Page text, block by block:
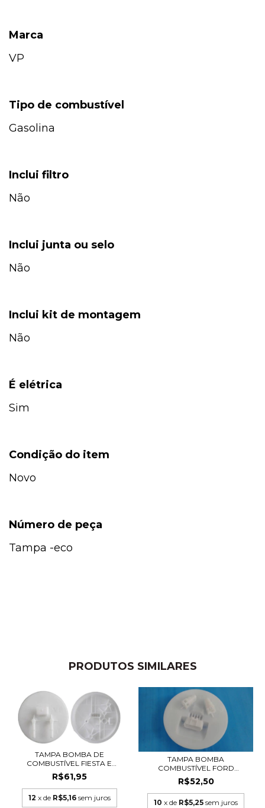
Marca
VP
Tipo de combustível
Gasolina
Inclui filtro
Não
Inclui junta ou selo
Não
Inclui kit de montagem
Não
É elétrica
Sim
Condição do item
Novo
Número de peça
Tampa -eco
PRODUTOS SIMILARES
TAMPA BOMBA DE
COMBUSTÍVEL FIESTA E
ECOS...
R$61,95
12 x de R$5,16 sem juros
TAMPA BOMBA
COMBUSTÍVEL FORD
COURIER TOD...
R$52,50
10 x de R$5,25 sem juros